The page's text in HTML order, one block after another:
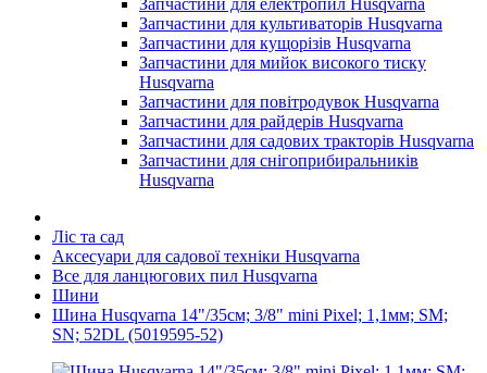
Запчастини для електропил Husqvarna
Запчастини для культиваторів Husqvarna
Запчастини для кущорізів Husqvarna
Запчастини для мийок високого тиску
Husqvarna
Запчастини для повітродувок Husqvarna
Запчастини для райдерів Husqvarna
Запчастини для садових тракторів Husqvarna
Запчастини для снігоприбиральників
Husqvarna
Ліс та сад
Аксесуари для садової техніки Husqvarna
Все для ланцюгових пил Husqvarna
Шини
Шина Husqvarna 14"/35см; 3/8" mini Pixel; 1,1мм; SM;
SN; 52DL (5019595-52)